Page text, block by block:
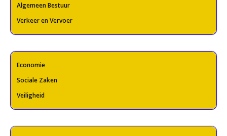
Algemeen Bestuur
Verkeer en Vervoer
Economie
Sociale Zaken
Veiligheid